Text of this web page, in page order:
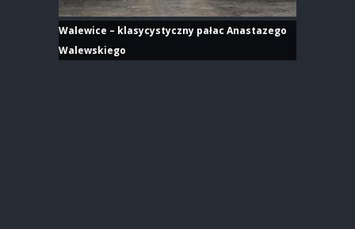
Walewice – klasycystyczny pałac Anastazego
Walewskiego